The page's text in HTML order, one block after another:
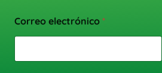
Correo electrónico *